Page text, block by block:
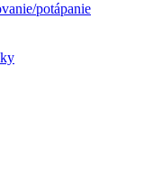
potápanie